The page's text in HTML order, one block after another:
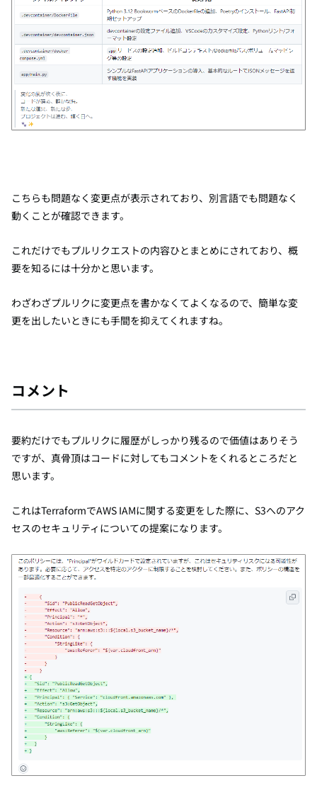
こちらも問題なく変更点が表示されており、別言語でも問題なく
動くことが確認できます。
これだけでもプルリクエストの内容ひとまとめにされており、概
要を知るには十分かと思います。
わざわざプルリクに変更点を書かなくてよくなるので、簡単な変
更を出したいときにも手間を抑えてくれますね。
コメント
要約だけでもプルリクに履歴がしっかり残るので価値はありそう
ですが、真骨頂はコードに対してもコメントをくれるところだと
思います。
これはTerraformでAWS IAMに関する変更をした際に、S3へのアク
セスのセキュリティについての提案になります。